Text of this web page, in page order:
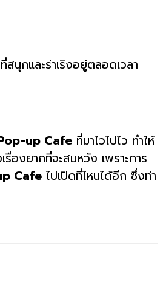
นุกและร่าเริงอยู่ตลอดเวลา
up Cafe ที่มาไวไปไว ทำให้
องยากที่จะสมหวัง เพราะการ
Cafe ไปเปิดที่ไหนได้อีก ซึ่งท่า